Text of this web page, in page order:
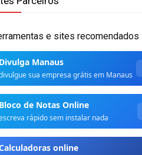
e sites recomendados
Manaus
sua empresa grátis em Manaus
de Notas Online
rápido sem instalar nada
online